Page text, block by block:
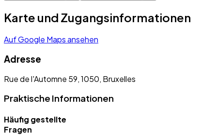
Karte und Zugangsinformationen
Auf Google Maps ansehen
Adresse
Rue de l'Automne 59, 1050, Bruxelles
Praktische Informationen
Häufig gestellte
Fragen